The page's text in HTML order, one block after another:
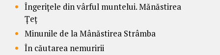
Îngerițele din vârful muntelui. Mănăstirea
Țeț
Minunile de la Mânăstirea Strâmba
În căutarea nemuririi